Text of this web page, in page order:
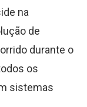
na
de
durante o
os
sistemas